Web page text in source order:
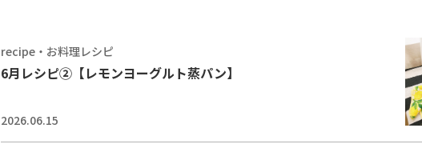
recipe・お料理レシピ
6月レシピ②【レモンヨーグルト蒸パン】
2026.06.15